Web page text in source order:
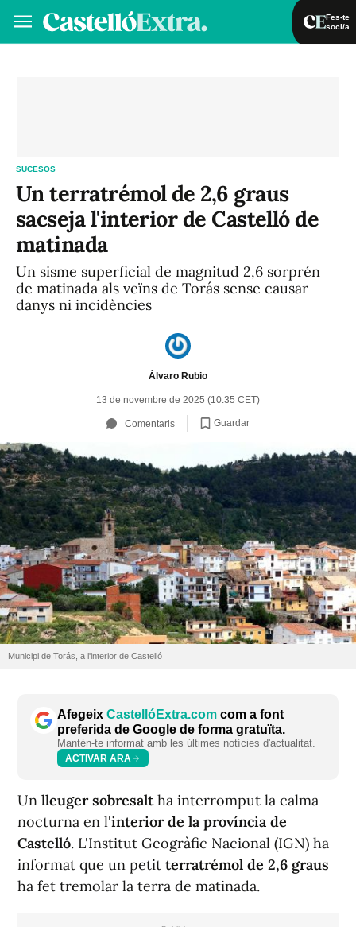
Fes-te
soci/a
SUCESOS
Un terratrémol de 2,6 graus
sacseja l'interior de Castelló de
matinada
Un sisme superficial de magnitud 2,6 sorprén
de matinada als veïns de Torás sense causar
danys ni incidències
Álvaro Rubio
13 de novembre de 2025 (10:35 CET)
Comentaris Guardar
Municipi de Torás, a l'interior de Castelló
Afegeix CastellóExtra.com com a font
preferida de Google de forma gratuïta.
Mantén-te informat amb les últimes notícies d'actualitat.
ACTIVAR ARA
Un lleuger sobresaltha interromput la calma
nocturna en l'interior de la província de
Castelló. L'Institut Geogràfic Nacional (IGN) ha
informat que un petit terratrémol de 2,6 graus
ha fet tremolar la terra de matinada.